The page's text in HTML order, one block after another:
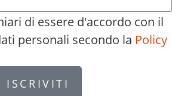
di essere d'accordo con il
personali secondo la Policy
ISCRIVITI